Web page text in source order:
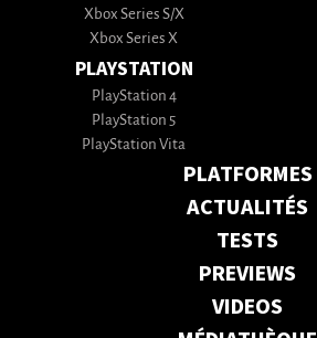
Xbox Series S/X
Xbox Series X
PLAYSTATION
PlayStation 4
PlayStation 5
PlayStation Vita
PLATFORMES
ACTUALITÉS
TESTS
PREVIEWS
VIDEOS